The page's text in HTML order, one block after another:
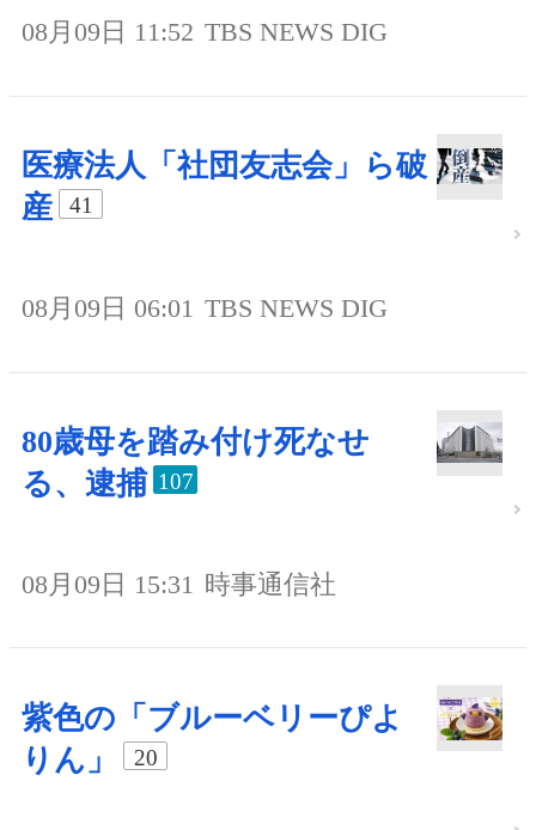
08月09日 11:52 TBS NEWS DIG
医療法人「社団友志会」ら破
産
41
08月09日 06:01 TBS NEWS DIG
80歳母を踏み付け死なせ
る、逮捕 107
08月09日 15:31 時事通信社
紫色の「ブルーベリーぴよ
りん」
20